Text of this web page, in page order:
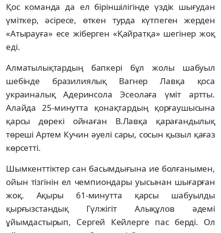
Қос команда да ел біріншілігінде үздік шығудан
үміткер, әсіресе, өткен турда күтпеген жерден
«Атырауға» есе жіберген «Қайратқа» шегінер жоқ
еді.
Алматылықтардың бапкері бұл жолы шабуыл
шебінде бразилиялық Вагнер Лавқа қоса
украиналық Адеринсола Эсеолаға үміт артты.
Алайда 25-минутта қонақтардың қорғаушысына
қарсы дөрекі ойнаған В.Лавқа қарағандылық
төреші Артем Кучин әуелі сары, сосын қызыл қағаз
көрсетті.
Шымкенттіктер сан басымдығына ие болғанымен,
ойын тізгінін ел чемпиондары уысынан шығарған
жоқ. Ақыры 61-минутта қарсы шабуылды
қырғызстандық Гүлжігіт Алықұлов әдемі
ұйымдастырып, Сергей Кейлерге пас берді. Ол